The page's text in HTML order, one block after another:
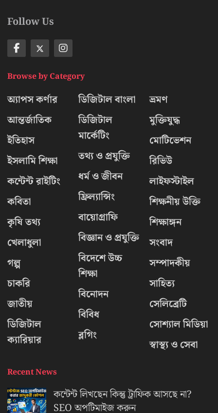
Follow Us
Browse by Category
অ্যাপস কর্ণার
আন্তর্জাতিক
ইতিহাস
ইসলামি শিক্ষা
কন্টেন্ট রাইটিং
কবিতা
কৃষি তথ্য
খেলাধুলা
গল্প
চাকরি
জাতীয়
ডিজিটাল
ক্যারিয়ার
ডিজিটাল বাংলা
ডিজিটাল
মার্কেটিং
তথ্য ও প্রযুক্তি
ধর্ম ও জীবন
ফ্রিল্যান্সিং
বায়োগ্রাফি
বিজ্ঞান ও প্রযুক্তি
বিদেশে উচ্চ
শিক্ষা
বিনোদন
বিবিধ
ব্লগিং
ভ্রমণ
মুক্তিযুদ্ধ
মোটিভেশন
রিভিউ
লাইফস্টাইল
শিক্ষনীয় উক্তি
শিক্ষাঙ্গন
সংবাদ
সম্পাদকীয়
সাহিত্য
সেলিব্রেটি
সোশ্যাল মিডিয়া
স্বাস্থ্য ও সেবা
Recent News
কন্টেন্ট লিখছেন কিন্তু ট্রাফিক আসছে না?
‍SEO অপটিমাইজ করুন